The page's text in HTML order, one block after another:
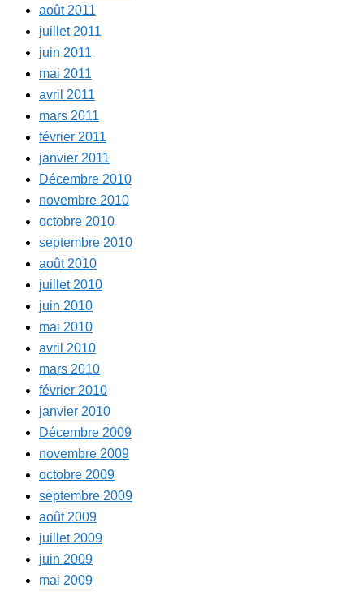
août 2011
juillet 2011
juin 2011
mai 2011
avril 2011
mars 2011
février 2011
janvier 2011
Décembre 2010
novembre 2010
octobre 2010
septembre 2010
août 2010
juillet 2010
juin 2010
mai 2010
avril 2010
mars 2010
février 2010
janvier 2010
Décembre 2009
novembre 2009
octobre 2009
septembre 2009
août 2009
juillet 2009
juin 2009
mai 2009